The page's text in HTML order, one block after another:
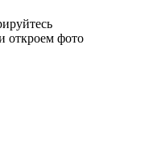
откроем фото